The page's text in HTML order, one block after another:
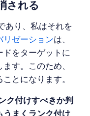
される
あり、私はそれを
リゼーションは、
ドをターゲットに
す。このため、
とになります。
ク付けすべきか判